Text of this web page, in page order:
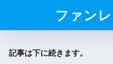
ファン
記事は下に続きます。